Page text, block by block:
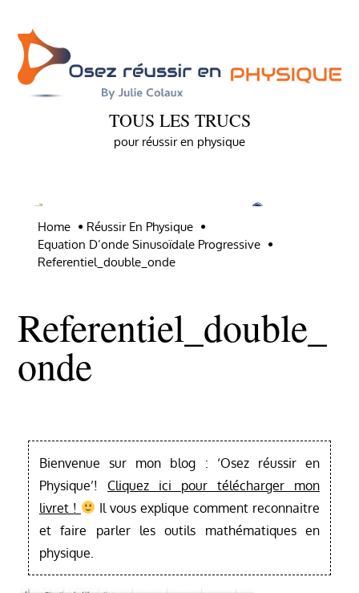
content
TOUS LES TRUCS
pour réussir en physique
Home
Réussir En Physique
Equation D’onde Sinusoïdale Progressive
Referentiel_double_onde
Referentiel_double_
Onde
Bienvenue sur mon blog : ‘Osez réussir en
Physique’! Cliquez ici pour télécharger mon
livret !
Il vous explique comment reconnaitre
et faire parler les outils mathématiques en
physique.